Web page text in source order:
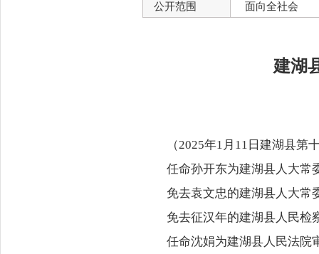
公开范围
面向全社会
建湖
（2025年1月11日建湖县
任命孙开东为建湖县人大常
免去袁文忠的建湖县人大常
免去征汉年的建湖县人民检
任命沈娟为建湖县人民法院